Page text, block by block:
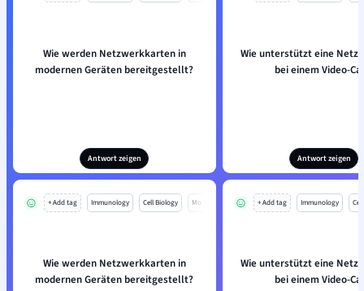
Wie werden Netzwerkkarten in
modernen Geräten bereitgestellt?
Antwort zeigen
Wie unterstützt eine
bei einem Video-
Antwort zeigen
+ Add tag Immunology Cell Biology Mo
Wie werden Netzwerkkarten in
modernen Geräten bereitgestellt?
+ Add tag Immunology
Wie unterstützt eine
bei einem Video-